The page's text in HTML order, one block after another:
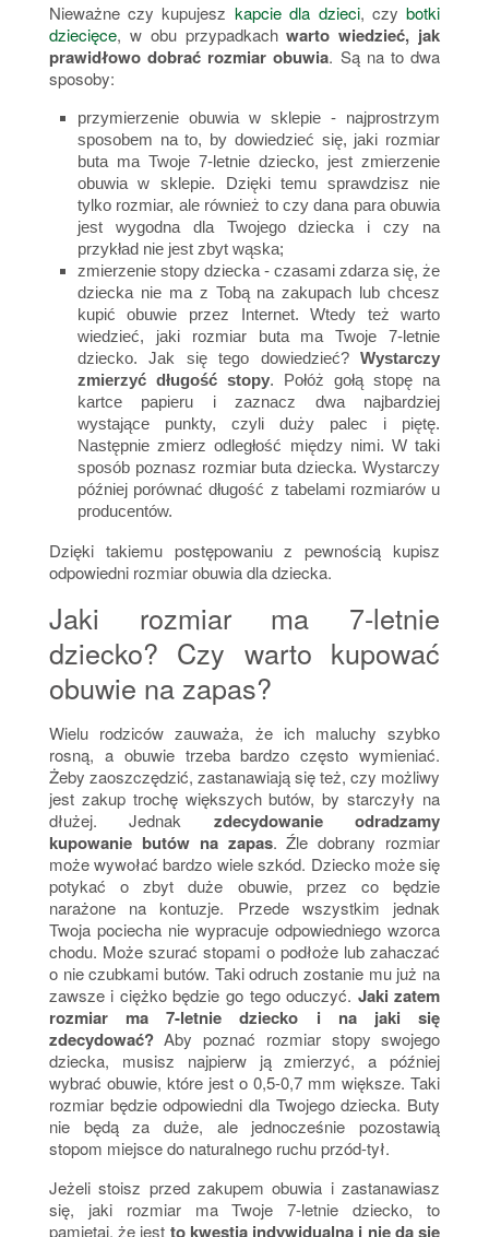
Nieważne czy kupujesz kapcie dla dzieci, czybotki
dziecięce, w obu przypadkachwarto wiedzieć, jak
prawidłowo dobrać rozmiar obuwia. Są na to dwa
sposoby:
przymierzenie obuwia w sklepie - najprostrzym
sposobem na to, by dowiedzieć się, jaki rozmiar
buta ma Twoje 7-letnie dziecko, jest zmierzenie
obuwia w sklepie. Dzięki temu sprawdzisz nie
tylko rozmiar, ale również to czy dana para obuwia
jest wygodna dla Twojego dziecka i czy na
przykład nie jest zbyt wąska;
zmierzenie stopy dziecka - czasami zdarza się, że
dziecka nie ma z Tobą na zakupach lub chcesz
kupić obuwie przez Internet. Wtedy też warto
wiedzieć, jaki rozmiar buta ma Twoje 7-letnie
dziecko. Jak się tego dowiedzieć?Wystarczy
zmierzyć długość stopy. Połóż gołą stopę na
kartce papieru i zaznacz dwa najbardziej
wystające punkty, czyli duży palec i piętę.
Następnie zmierz odległość między nimi. W taki
sposób poznasz rozmiar buta dziecka. Wystarczy
później porównać długość z tabelami rozmiarów u
producentów.
Dzięki takiemu postępowaniu z pewnością kupisz
odpowiedni rozmiar obuwia dla dziecka.
Jaki rozmiar ma 7-letnie
dziecko? Czy warto kupować
obuwie na zapas?
Wielu rodziców zauważa, że ich maluchy szybko
rosną, a obuwie trzeba bardzo często wymieniać.
Żeby zaoszczędzić, zastanawiają się też, czy możliwy
jest zakup trochę większych butów, by starczyły na
dłużej. Jednak zdecydowanie odradzamy
kupowanie butów na zapas. Źle dobrany rozmiar
może wywołać bardzo wiele szkód. Dziecko może się
potykać o zbyt duże obuwie, przez co będzie
narażone na kontuzje. Przede wszystkim jednak
Twoja pociecha nie wypracuje odpowiedniego wzorca
chodu. Może szurać stopami o podłoże lub zahaczać
o nie czubkami butów. Taki odruch zostanie mu już na
zawsze i ciężko będzie go tego oduczyć. Jaki zatem
rozmiar ma 7-letnie dziecko i na jaki się
zdecydować?Aby poznać rozmiar stopy swojego
dziecka, musisz najpierw ją zmierzyć, a później
wybrać obuwie, które jest o 0,5-0,7 mm większe. Taki
rozmiar będzie odpowiedni dla Twojego dziecka. Buty
nie będą za duże, ale jednocześnie pozostawią
stopom miejsce do naturalnego ruchu przód-tył.
Jeżeli stoisz przed zakupem obuwia i zastanawiasz
się, jaki rozmiar ma Twoje 7-letnie dziecko, to
pamiętaj, że jest to kwestia indywidualna i nie da się